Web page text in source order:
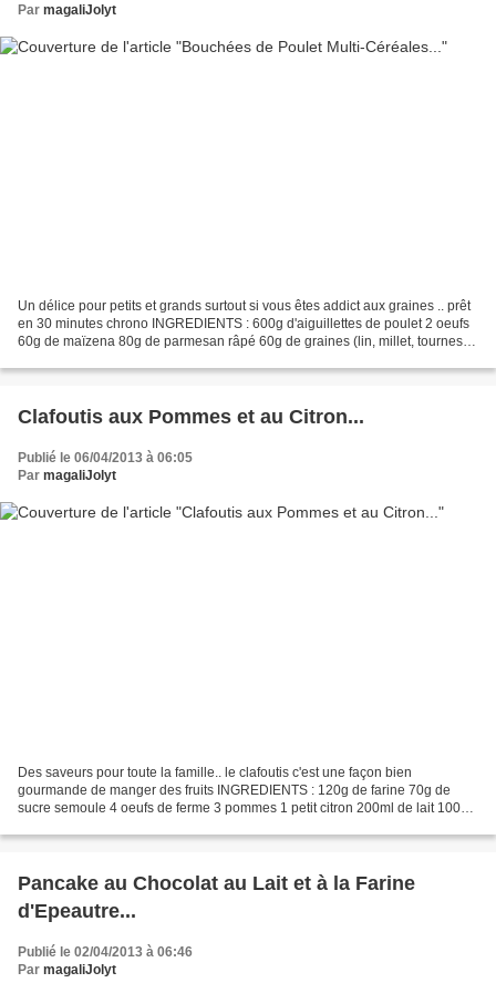
Par magaliJolyt
Un délice pour petits et grands surtout si vous êtes addict aux graines .. prêt
en 30 minutes chrono INGREDIENTS : 600g d'aiguillettes de poulet 2 oeufs
60g de maïzena 80g de parmesan râpé 60g de graines (lin, millet, tournesol,
Clafoutis aux Pommes et au Citron...
Publié le 06/04/2013 à 06:05
Par magaliJolyt
Des saveurs pour toute la famille.. le clafoutis c'est une façon bien
gourmande de manger des fruits INGREDIENTS : 120g de farine 70g de
sucre semoule 4 oeufs de ferme 3 pommes 1 petit citron 200ml de lait 100ml
Pancake au Chocolat au Lait et à la Farine
d'Epeautre...
Publié le 02/04/2013 à 06:46
Par magaliJolyt